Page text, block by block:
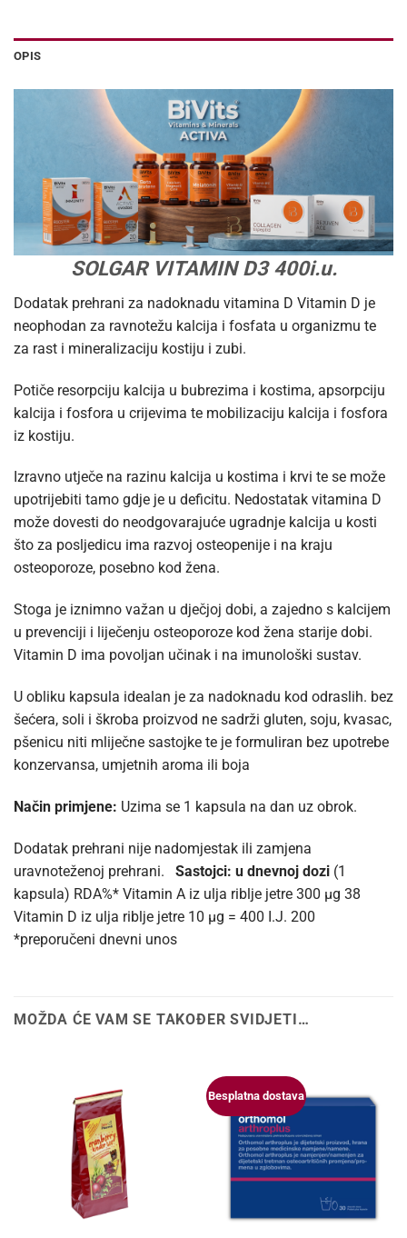
OPIS
SOLGAR VITAMIN D3 400i.u.
Dodatak prehrani za nadoknadu vitamina D Vitamin D je
neophodan za ravnotežu kalcija i fosfata u organizmu te
za rast i mineralizaciju kostiju i zubi.
Potiče resorpciju kalcija u bubrezima i kostima, apsorpciju
kalcija i fosfora u crijevima te mobilizaciju kalcija i fosfora
iz kostiju.
Izravno utječe na razinu kalcija u kostima i krvi te se može
upotrijebiti tamo gdje je u deficitu. Nedostatak vitamina D
može dovesti do neodgovarajuće ugradnje kalcija u kosti
što za posljedicu ima razvoj osteopenije i na kraju
osteoporoze, posebno kod žena.
Stoga je iznimno važan u dječjoj dobi, a zajedno s kalcijem
u prevenciji i liječenju osteoporoze kod žena starije dobi.
Vitamin D ima povoljan učinak i na imunološki sustav.
U obliku kapsula idealan je za nadoknadu kod odraslih. bez
šećera, soli i škroba proizvod ne sadrži gluten, soju, kvasac,
pšenicu niti mliječne sastojke te je formuliran bez upotrebe
konzervansa, umjetnih aroma ili boja
Način primjene: Uzima se 1 kapsula na dan uz obrok.
Dodatak prehrani nije nadomjestak ili zamjena
uravnoteženoj prehrani.
Sastojci: u dnevnoj dozi (1
kapsula) RDA%* Vitamin A iz ulja riblje jetre 300 μg 38
Vitamin D iz ulja riblje jetre 10 μg = 400 I.J. 200
*preporučeni dnevni unos
MOŽDA ĆE VAM SE TAKOĐER SVIDJETI…
Besplatna dostava